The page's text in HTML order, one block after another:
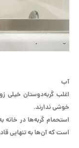
آب
اغلب گربه‌دوستان خیلی
خوشی ندارند.
استحمام گربه‌ها در
است که آن‌ها به تنهایی